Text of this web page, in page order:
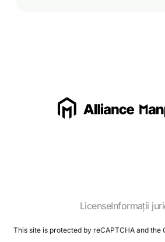
LicenseInformații
This site is protected by reCAPTCHA and the